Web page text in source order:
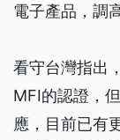
電子產品，調
看守台灣指出
MFI的認證，
應，目前已有